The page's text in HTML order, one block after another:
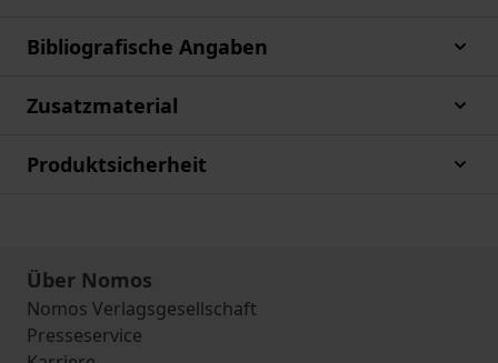
Bibliografische Angaben
Zusatzmaterial
Produktsicherheit
Über Nomos
Nomos Verlagsgesellschaft
Presseservice